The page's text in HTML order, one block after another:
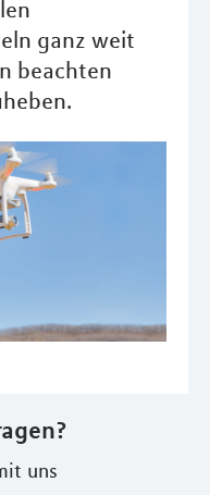
ganz weit
beachten
uns